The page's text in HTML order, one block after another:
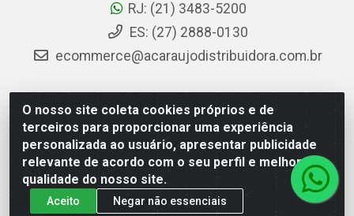
O nosso site coleta cookies próprios e de
terceiros para proporcionar uma experiência
personalizada ao usuário, apresentar publicidade
relevante de acordo com o seu perfil e melhorar a
qualidade do nosso site.
Aceito Negar não essenciais
RJ: (21) 3483-5200
ES: (27) 2888-0130
ecommerce@acaraujodistribuidora.com.br
AC Araujo Distribuidora - Rua Carneiro de Campos, 42 -
São Cristóvão, Rio de Janeiro/RJ - CEP 20.920-410 -
CNPJ 08.744.753/0003-85